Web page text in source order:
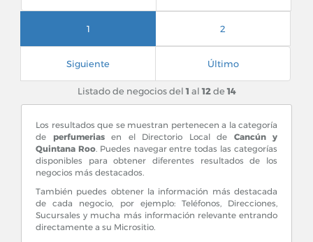
260 Local 227 y 228 Sm. 7 M5 Lote 1
Cancún, Quintana Roo
Ultrafemme Luxury Avenue: Blvd. Kukulcan Km. 13
Local. # 1 Zona Hotelera
San José del Cabo, Baja California Sur
Luxury Avenue: Los Cabos: Marina Cabo San Lucas (A
lado de Puerto Paraiso)
1 2
Siguiente Último
Listado de negocios del1 al12de14
Los resultados que se muestran pertenecen a la categoría
de perfumeriasen el Directorio Local de Cancún y
Quintana Roo. Puedes navegar entre todas las categorías
disponibles para obtener diferentes resultados de los
negocios más destacados.
También puedes obtener la información más destacada
de cada negocio, por ejemplo: Teléfonos, Direcciones,
Sucursales y mucha más información relevante entrando
directamente a su Micrositio.